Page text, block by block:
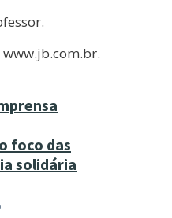
www.jb.com.br.
foco das
solidária